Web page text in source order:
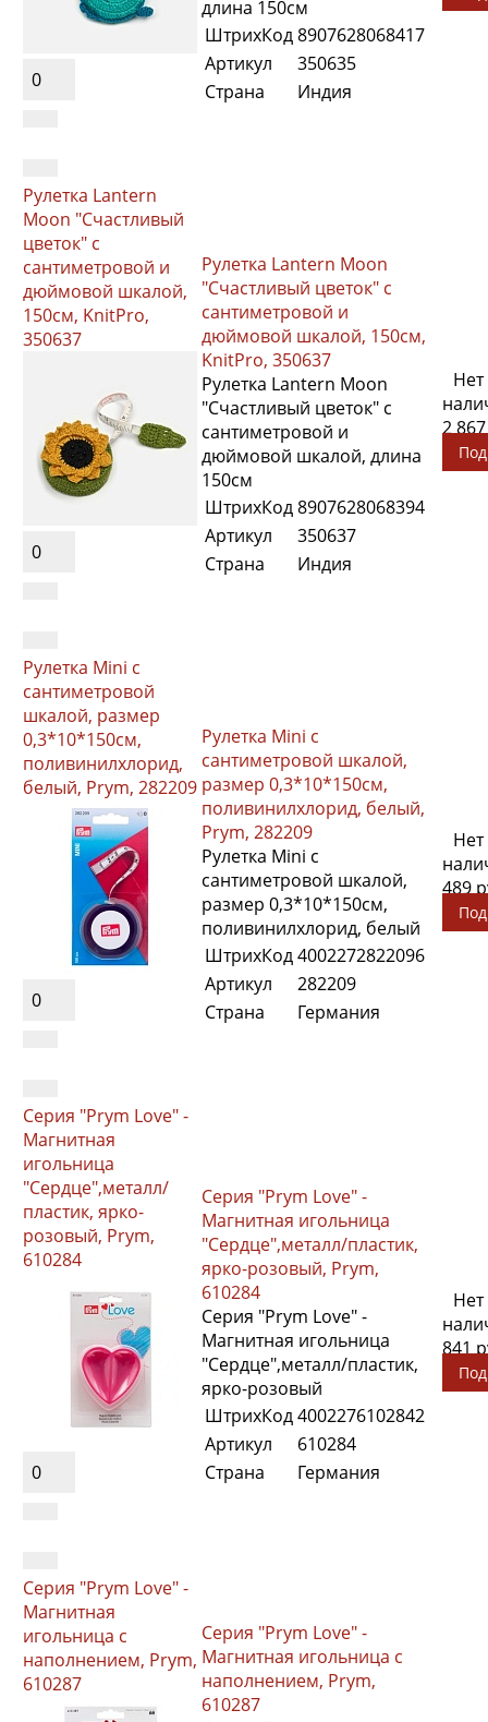
0
длина 150см
ШтрихКод8907628068417
Артикул
350635
Страна
Индия
Рулетка Lantern
Moon "Счастливый
цветок" с
сантиметровой и
дюймовой шкалой,
150см, KnitPro,
350637
0
Рулетка Lantern Moon
"Счастливый цветок" с
сантиметровой и
дюймовой шкалой, 150см,
KnitPro, 350637
Рулетка Lantern Moon
"Счастливый цветок" с
сантиметровой и
дюймовой шкалой, длина
150см
ШтрихКод8907628068394
Артикул
350637
Страна
Индия
Нет
2
Рулетка Mini с
сантиметровой
шкалой, размер
0,3*10*150см,
поливинилхлорид,
белый, Prym, 282209
0
Рулетка Mini с
сантиметровой шкалой,
размер 0,3*10*150см,
поливинилхлорид, белый,
Prym, 282209
Рулетка Mini с
сантиметровой шкалой,
размер 0,3*10*150см,
поливинилхлорид, белый
ШтрихКод4002272822096
Артикул
282209
Страна
Германия
Нет
489
Серия "Prym Love" -
Магнитная
игольница
"Сердце",металл/
пластик, ярко-
розовый, Prym,
610284
0
Серия "Prym Love" -
Магнитная игольница
"Сердце",металл/пластик,
ярко-розовый, Prym,
610284
Серия "Prym Love" -
Магнитная игольница
"Сердце",металл/пластик,
ярко-розовый
ШтрихКод4002276102842
Артикул
610284
Страна
Германия
Нет
841
Серия "Prym Love" -
Магнитная
игольница с
наполнением, Prym,
610287
Серия "Prym Love" -
Магнитная игольница с
наполнением, Prym,
610287